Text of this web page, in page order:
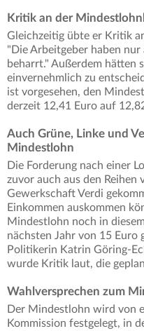
Kritik an der
Gleichzeitig übte er Kritik
"Die Arbeitgeber haben
beharrt." Außerdem hätten
einvernehmlich zu
ist vorgesehen, den
derzeit 12,41 Euro auf
Auch Grüne, Linke und
Mindestlohn
Die Forderung nach einer
zuvor auch aus den Reihen
Gewerkschaft Verdi
Einkommen auskommen
Mindestlohn noch in
nächsten Jahr von 15 Euro
Politikerin Katrin Göring-
wurde Kritik laut, die
Wahlversprechen zum
Der Mindestlohn wird von
Kommission festgelegt, in